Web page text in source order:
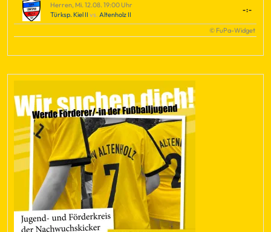
Herren, Mi. 12.08. 19:00 Uhr
Türksp. Kiel II vs.Altenholz II
-:-
© FuPa-Widget